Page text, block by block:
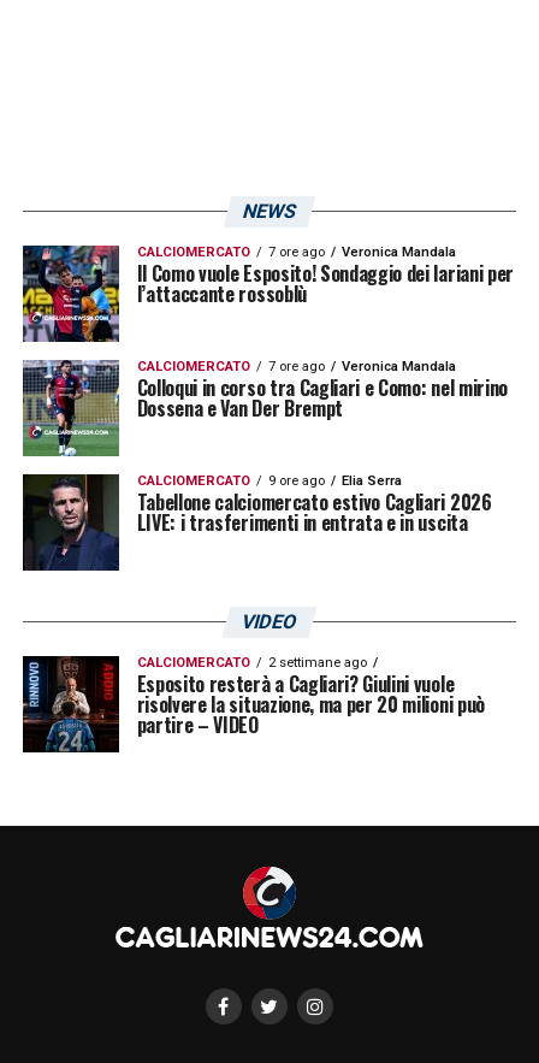
NEWS
CALCIOMERCATO 7 ore ago Veronica Mandala
Il Como vuole Esposito! Sondaggio dei lariani per
l’attaccante rossoblù
CALCIOMERCATO 7 ore ago Veronica Mandala
Colloqui in corso tra Cagliari e Como: nel mirino
Dossena e Van Der Brempt
CALCIOMERCATO 9 ore ago Elia Serra
Tabellone calciomercato estivo Cagliari 2026
LIVE: i trasferimenti in entrata e in uscita
VIDEO
CALCIOMERCATO 2 settimane ago
Esposito resterà a Cagliari? Giulini vuole
risolvere la situazione, ma per 20 milioni può
partire – VIDEO